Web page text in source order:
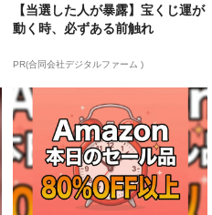
【当選した人が暴露】宝くじ運が
動く時、必ずある前触れ
PR(合同会社デジタルファーム )